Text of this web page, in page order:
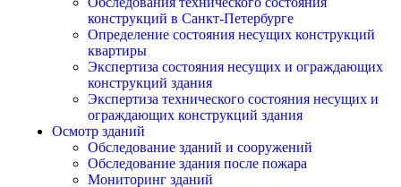
конструкций в Санкт-Петербурге
Определение состояния несущих конструкций
квартиры
Экспертиза состояния несущих и ограждающих
конструкций здания
Экспертиза технического состояния несущих и
ограждающих конструкций здания
Осмотр зданий
Обследование зданий и сооружений
Обследование здания после пожара
Мониторинг зданий